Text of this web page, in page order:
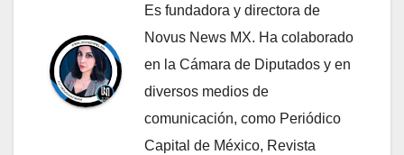
Es fundadora y directora de
Novus News MX. Ha colaborado
en la Cámara de Diputados y en
diversos medios de
comunicación, como Periódico
Capital de México, Revista